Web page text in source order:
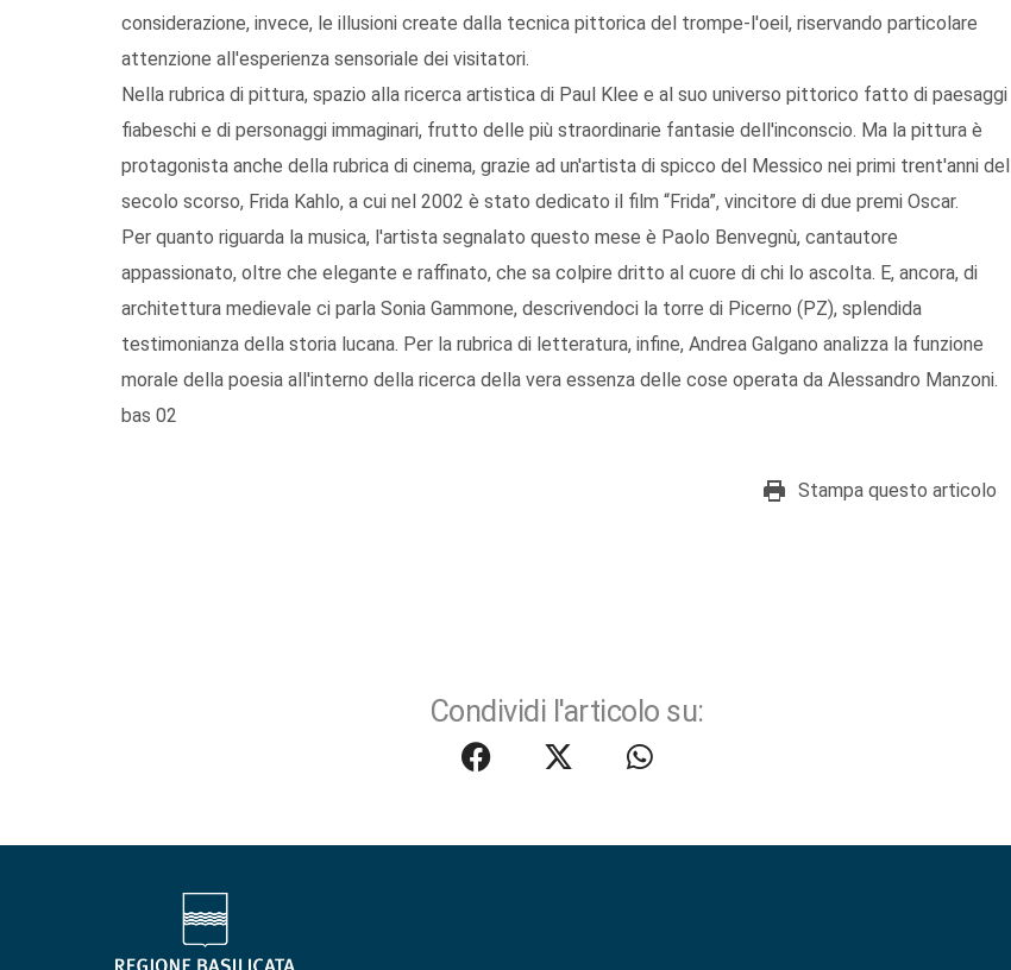
considerazione, invece, le illusioni create dalla tecnica pittorica del trompe-l'oeil, riservando particolare
attenzione all'esperienza sensoriale dei visitatori.
Nella rubrica di pittura, spazio alla ricerca artistica di Paul Klee e al suo universo pittorico fatto di paesaggi
fiabeschi e di personaggi immaginari, frutto delle più straordinarie fantasie dell'inconscio. Ma la pittura è
protagonista anche della rubrica di cinema, grazie ad un'artista di spicco del Messico nei primi trent'anni del
secolo scorso, Frida Kahlo, a cui nel 2002 è stato dedicato il film “Frida”, vincitore di due premi Oscar.
Per quanto riguarda la musica, l'artista segnalato questo mese è Paolo Benvegnù, cantautore
appassionato, oltre che elegante e raffinato, che sa colpire dritto al cuore di chi lo ascolta. E, ancora, di
architettura medievale ci parla Sonia Gammone, descrivendoci la torre di Picerno (PZ), splendida
testimonianza della storia lucana. Per la rubrica di letteratura, infine, Andrea Galgano analizza la funzione
morale della poesia all'interno della ricerca della vera essenza delle cose operata da Alessandro Manzoni.
bas 02
Stampa questo articolo
Condividi l'articolo su: